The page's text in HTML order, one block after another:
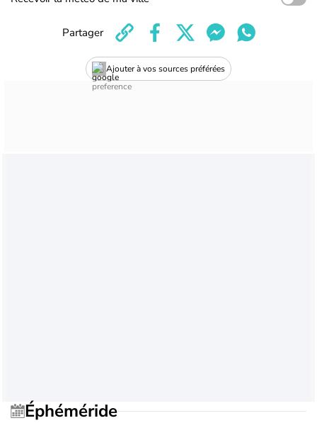
Ajouter à vos sources préférées
Partager
Éphéméride